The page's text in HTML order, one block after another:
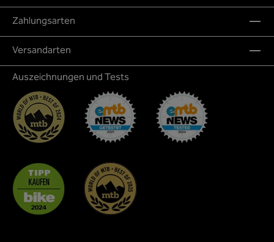
Zahlungsarten
Versandarten
Auszeichnungen und Tests